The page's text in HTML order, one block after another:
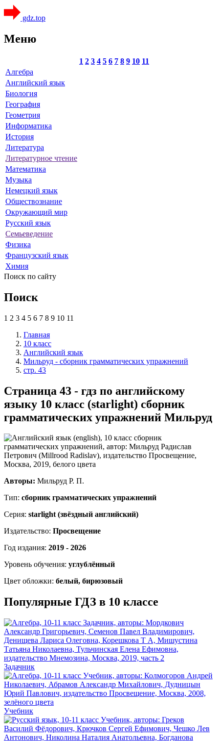
gdz.top
Меню
1 2 3 4 5 6 7 8 9 10 11
Алгебра
Английский язык
Биология
География
Геометрия
Информатика
История
Литература
Литературное чтение
Математика
Музыка
Немецкий язык
Обществознание
Окружающий мир
Русский язык
Семьеведение
Физика
Французский язык
Химия
Поиск по сайту
Поиск
1 2 3 4 5 6 7 8 9 10 11
Главная
10 класс
Английский язык
Мильруд - сборник грамматических упражнений
стр. 43
Страница 43 - гдз по английскому
языку 10 класс (starlight) сборник
грамматических упражнений Мильруд
Авторы: Мильруд Р. П.
Тип: сборник грамматических упражнений
Серия: starlight (звёздный английский)
Издательство: Просвещение
Год издания: 2019 - 2026
Уровень обучения: углублённый
Цвет обложки: белый, бирюзовый
Популярные ГДЗ в 10 классе
Задачник
Учебник